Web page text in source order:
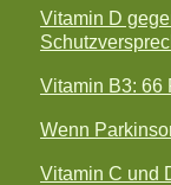
Vitamin D
Vitamin B3: 66
Wenn
Vitamin C und